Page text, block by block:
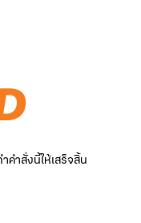
ำสั่งนี้ให้เสร็จสิ้น